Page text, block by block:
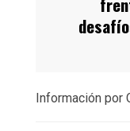
Información por